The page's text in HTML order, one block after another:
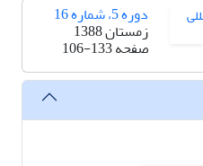
دوره 5، شماره 16
زمستان 1388
صفحه106-133